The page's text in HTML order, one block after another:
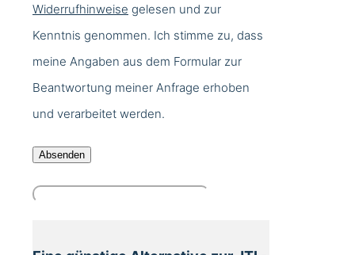
Widerrufhinweise gelesen und zur
Kenntnis genommen. Ich stimme zu, dass
meine Angaben aus dem Formular zur
Beantwortung meiner Anfrage erhoben
und verarbeitet werden.